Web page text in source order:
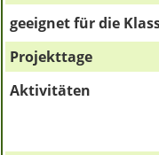
geeignet für die
Projekttage
Aktivitäten